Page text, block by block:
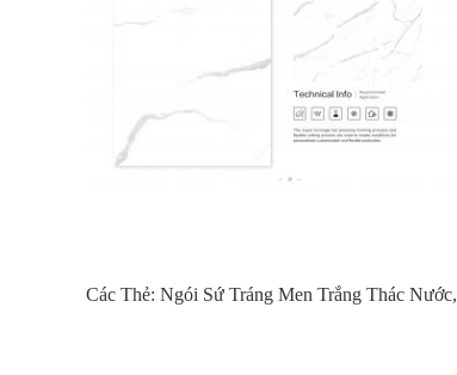
Các Thẻ: Ngói Sứ Tráng Men Trắng Thác Nước,